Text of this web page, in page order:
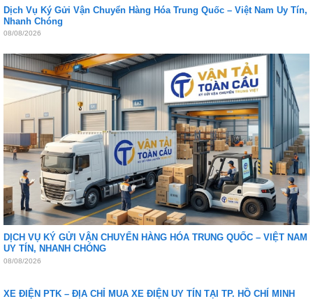
Dịch Vụ Ký Gửi Vận Chuyển Hàng Hóa Trung Quốc – Việt Nam Uy Tín,
Nhanh Chóng
08/08/2026
DỊCH VỤ KÝ GỬI VẬN CHUYỂN HÀNG HÓA TRUNG QUỐC – VIỆT NAM
UY TÍN, NHANH CHÓNG
08/08/2026
XE ĐIỆN PTK – ĐỊA CHỈ MUA XE ĐIỆN UY TÍN TẠI TP. HỒ CHÍ MINH